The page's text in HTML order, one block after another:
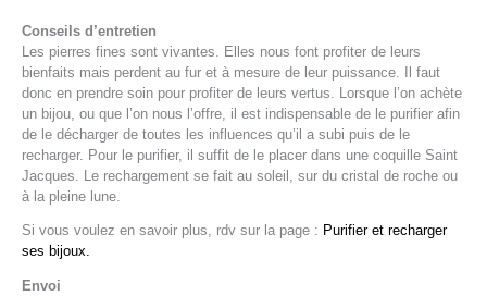
Conseils d’entretien
Les pierres fines sont vivantes. Elles nous font profiter de leurs
bienfaits mais perdent au fur et à mesure de leur puissance. Il faut
donc en prendre soin pour profiter de leurs vertus. Lorsque l’on achète
un bijou, ou que l’on nous l’offre, il est indispensable de le purifier afin
de le décharger de toutes les influences qu’il a subi puis de le
recharger. Pour le purifier, il suffit de le placer dans une coquille Saint
Jacques. Le rechargement se fait au soleil, sur du cristal de roche ou
à la pleine lune.
Si vous voulez en savoir plus, rdv sur la page : Purifier et recharger
ses bijoux.
Envoi